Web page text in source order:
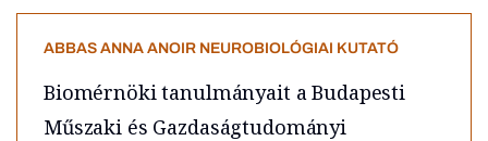
ABBAS ANNA ANOIR NEUROBIOLÓGIAI KUTATÓ
Biomérnöki tanulmányait a Budapesti
Műszaki és Gazdaságtudományi